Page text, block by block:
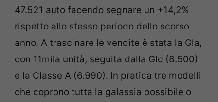
47.521 auto facendo segnare un +14,2%
rispetto allo stesso periodo dello scorso
anno. A trascinare le vendite è stata la Gla,
con 11mila unità, seguita dalla Glc (8.500)
e la Classe A (6.990). In pratica tre modelli
che coprono tutta la galassia possibile o